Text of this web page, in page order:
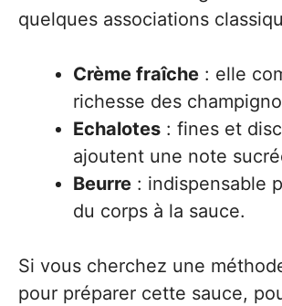
quelques associations
Crème fraîche : elle
richesse des
Echalotes : fines et
ajoutent une note
Beurre : indispensable
du corps à la sauce.
Si vous cherchez une
pour préparer cette sauce,